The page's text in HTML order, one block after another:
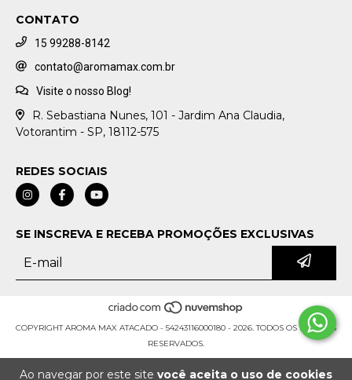
Ao navegar por este site você aceita o uso de cookies
CONTATO
15 99288-8142
contato@aromamax.com.br
Visite o nosso Blog!
R. Sebastiana Nunes, 101 - Jardim Ana Claudia,
Votorantim - SP, 18112-575
REDES SOCIAIS
SE INSCREVA E RECEBA PROMOÇÕES EXCLUSIVAS
COPYRIGHT AROMA MAX ATACADO - 54243116000180 - 2026. TODOS OS DIREITOS
RESERVADOS.